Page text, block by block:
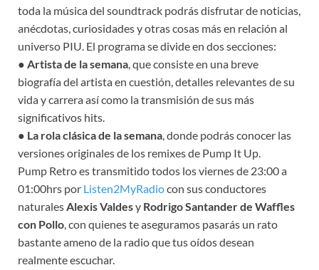
toda la música del soundtrack podrás disfrutar de noticias,
anécdotas, curiosidades y otras cosas más en relación al
universo PIU. El programa se divide en dos secciones:
● Artista de la semana , que consiste en una breve
biografía del artista en cuestión, detalles relevantes de su
vida y carrera así como la transmisión de sus más
significativos hits.
● La rola clásica de la semana , donde podrás conocer las
versiones originales de los remixes de Pump It Up.
Pump Retro es transmitido todos los viernes de 23:00 a
01:00hrs por Listen2MyRadiocon sus conductores
naturales Alexis Valdesy Rodrigo Santander de Waffles
con Pollo , con quienes te aseguramos pasarás un rato
bastante ameno de la radio que tus oídos desean
realmente escuchar.